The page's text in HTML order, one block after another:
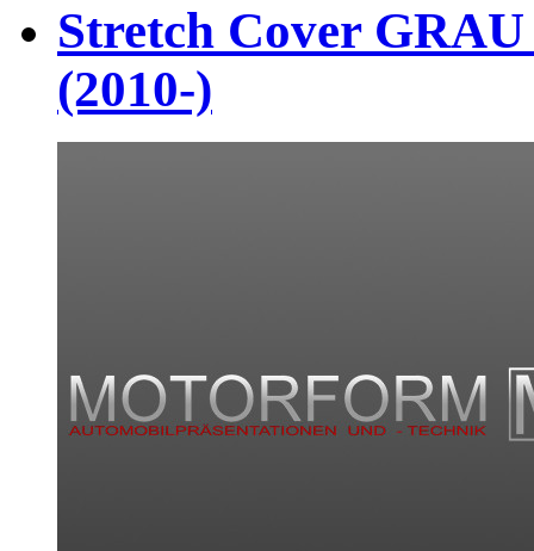
Stretch Cover
(2010-)